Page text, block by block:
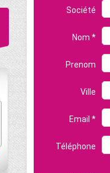
AccentPub s'occupe de
ma communication
Par GODIER Bâti-thermique,
Société
Nom *
Prenom
Ville
Email *
Téléphone